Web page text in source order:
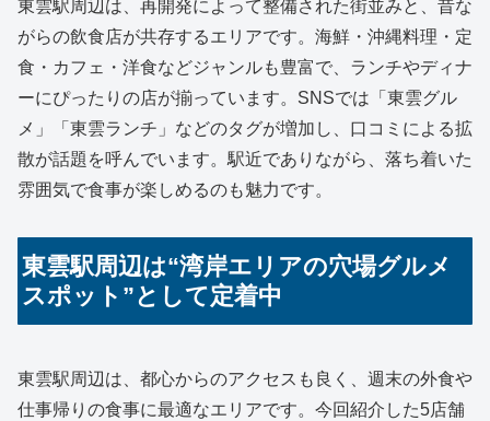
東雲駅周辺は、再開発によって整備された街並みと、昔な
がらの飲食店が共存するエリアです。海鮮・沖縄料理・定
食・カフェ・洋食などジャンルも豊富で、ランチやディナ
ーにぴったりの店が揃っています。SNSでは「東雲グル
メ」「東雲ランチ」などのタグが増加し、口コミによる拡
散が話題を呼んでいます。駅近でありながら、落ち着いた
雰囲気で食事が楽しめるのも魅力です。
東雲駅周辺は“湾岸エリアの穴場グルメ
スポット”として定着中
東雲駅周辺は、都心からのアクセスも良く、週末の外食や
仕事帰りの食事に最適なエリアです。今回紹介した5店舗